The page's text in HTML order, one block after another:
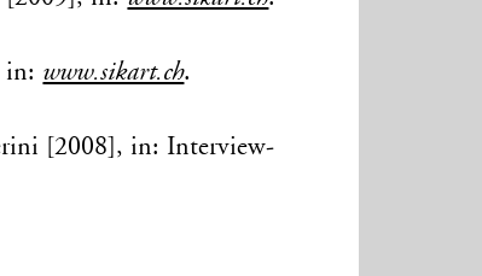
in: www.sikart.ch.
[2008], in: Interview-